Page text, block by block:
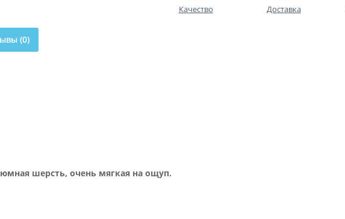
Качество Доставка
(0)
шерсть, очень мягкая на ощуп.